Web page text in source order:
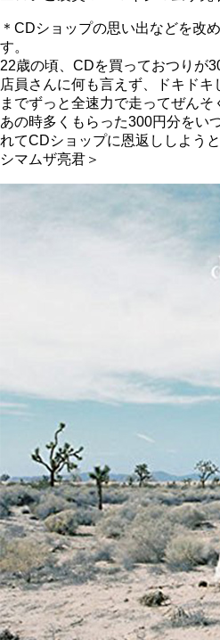
＊CDショップの思い出などを改
す。
22歳の頃、CDを買っておつりが
店員さんに何も言えず、ドキド
までずっと全速力で走ってぜんそ
あの時多くもらった300円分をい
れてCDショップに恩返ししよう
シマムザ亮君＞